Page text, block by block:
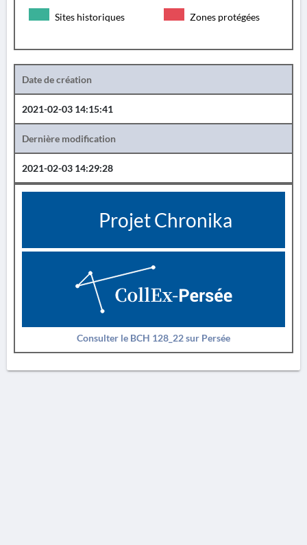
Sites historiques Zones protégées
Date de création
2021-02-03 14:15:41
Dernière modification
2021-02-03 14:29:28
Projet Chronika
Consulter le BCH 128_22 sur Persée